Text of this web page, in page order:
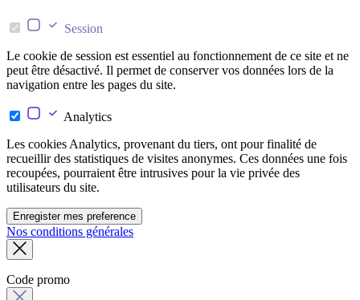
Session
Le cookie de session est essentiel au fonctionnement de ce site et ne
peut être désactivé. Il permet de conserver vos données lors de la
navigation entre les pages du site.
Analytics
Les cookies Analytics, provenant du tiers, ont pour finalité de
recueillir des statistiques de visites anonymes. Ces données une fois
recoupées, pourraient être intrusives pour la vie privée des
utilisateurs du site.
Enregister mes preference
Nos conditions générales
Code promo